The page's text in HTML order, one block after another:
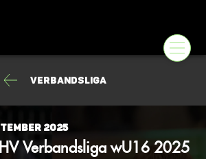
Verbandsliga
2025
Verbandsliga wU16 2025